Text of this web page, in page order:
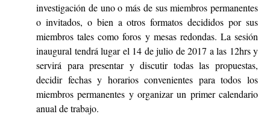
investigación de uno o más de sus miembros permanentes
o invitados, o bien a otros formatos decididos por sus
miembros tales como foros y mesas redondas. La sesión
inaugural tendrá lugar el 14 de julio de 2017 a las 12hrs y
servirá para presentar y discutir todas las propuestas,
decidir fechas y horarios convenientes para todos los
miembros permanentes y organizar un primer calendario
anual de trabajo.